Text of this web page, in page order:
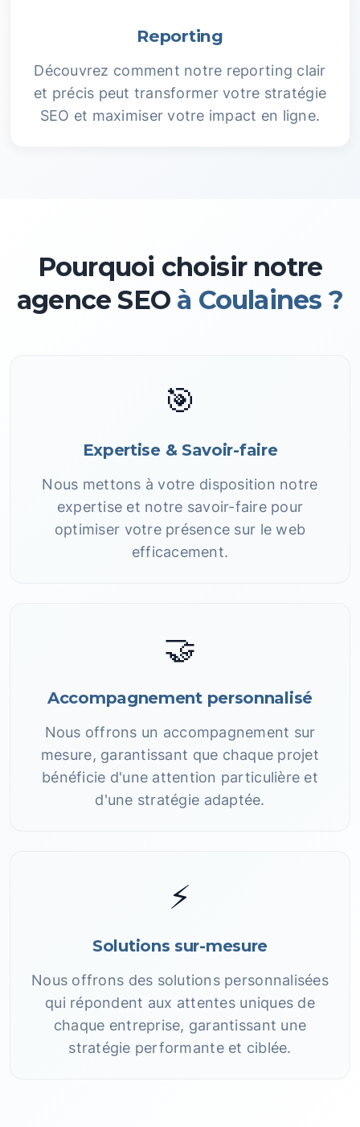
Reporting
Découvrez comment notre reporting clair
et précis peut transformer votre stratégie
SEO et maximiser votre impact en ligne.
Pourquoi choisir notre
agence SEO à Coulaines ?
🎯
Expertise & Savoir-faire
Nous mettons à votre disposition notre
expertise et notre savoir-faire pour
optimiser votre présence sur le web
efficacement.
🤝
Accompagnement personnalisé
Nous offrons un accompagnement sur
mesure, garantissant que chaque projet
bénéficie d'une attention particulière et
d'une stratégie adaptée.
⚡
Solutions sur-mesure
Nous offrons des solutions personnalisées
qui répondent aux attentes uniques de
chaque entreprise, garantissant une
stratégie performante et ciblée.